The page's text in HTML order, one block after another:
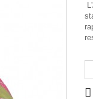
L'